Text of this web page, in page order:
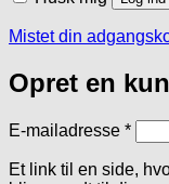
Mistet din
Opret en
E-mailadresse *
Et link til en side,